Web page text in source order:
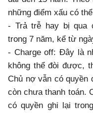
những điểm xấu có
- Trả trễ hay bị qua
trong 7 năm, kể từ
- Charge off: Đây là
không thể đòi được,
Chủ nợ vẫn có quyền
còn chưa thanh toán.
có quyền ghi lại